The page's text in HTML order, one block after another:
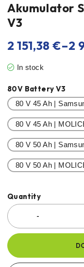
Akumulator
V3
2 151,38€–2
In stock
80V Battery V3
80 V 45 Ah |
80 V 45 Ah |
80 V 50 Ah |
80 V 50 Ah |
Quantity